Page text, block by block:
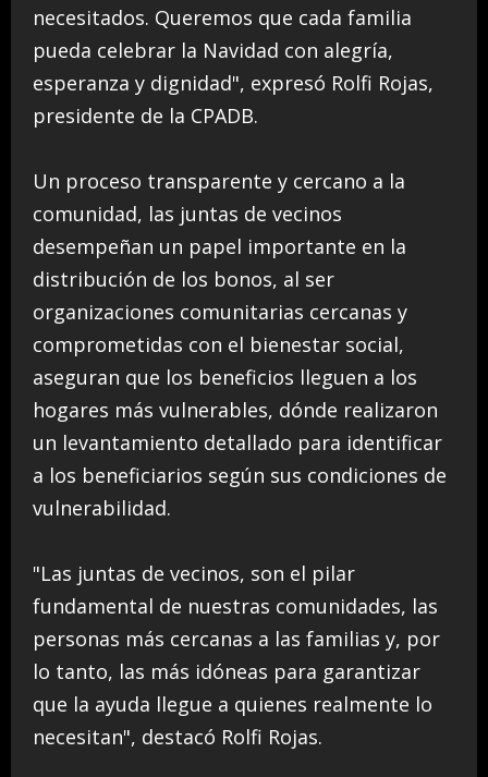
necesitados. Queremos que cada familia
pueda celebrar la Navidad con alegría,
esperanza y dignidad", expresó Rolfi Rojas,
presidente de la CPADB.
Un proceso transparente y cercano a la
comunidad, las juntas de vecinos
desempeñan un papel importante en la
distribución de los bonos, al ser
organizaciones comunitarias cercanas y
comprometidas con el bienestar social,
aseguran que los beneficios lleguen a los
hogares más vulnerables, dónde realizaron
un levantamiento detallado para identificar
a los beneficiarios según sus condiciones de
vulnerabilidad.
"Las juntas de vecinos, son el pilar
fundamental de nuestras comunidades, las
personas más cercanas a las familias y, por
lo tanto, las más idóneas para garantizar
que la ayuda llegue a quienes realmente lo
necesitan", destacó Rolfi Rojas.